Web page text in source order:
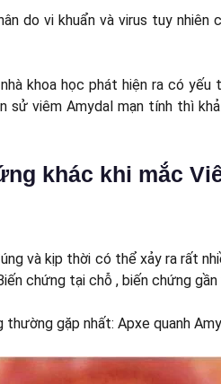
do vi khuẩn và virus tuy
khoa học phát hiện ra có
viêm Amydal mạn tính thì
khác khi mắc
và kịp thời có thể xảy ra rất
chứng tại chỗ , biến chứng
gặp nhất: Apxe quanh